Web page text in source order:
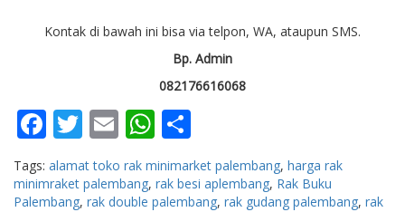
Kontak di bawah ini bisa via telpon, WA, ataupun SMS.
Bp. Admin
082176616068
Facebook
Twitter
EmailWhatsApp
Tags: alamat toko rak minimarket palembang, harga rak
minimraket palembang, rak besi aplembang, Rak Buku
Palembang, rak double palembang, rak gudang palembang, rak